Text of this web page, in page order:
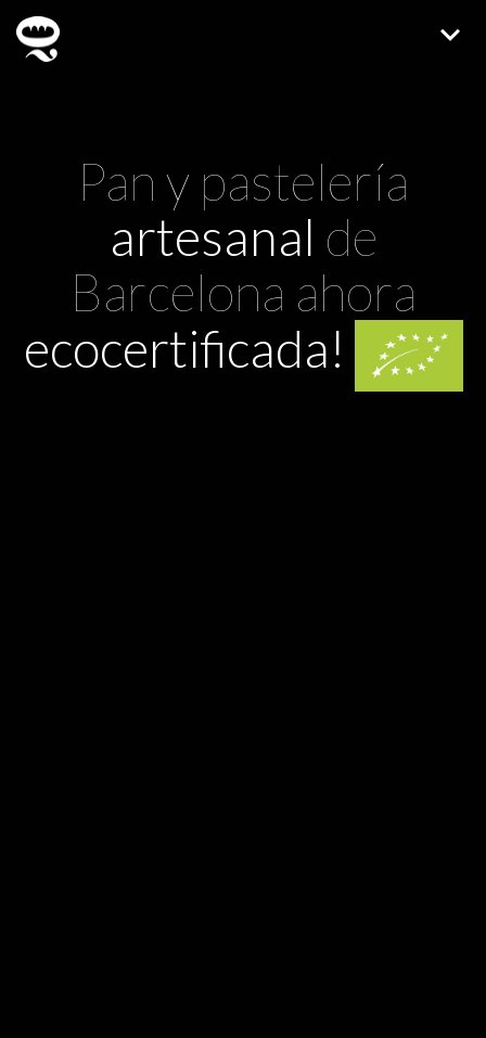
Pan y pastelería
artesanal de
Barcelona ahora
ecocertificada!